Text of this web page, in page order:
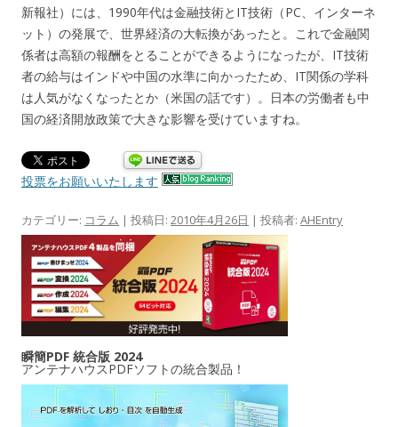
新報社）には、1990年代は金融技術とIT技術（PC、インターネ
ット）の発展で、世界経済の大転換があったと。これで金融関
係者は高額の報酬をとることができるようになったが、IT技術
者の給与はインドや中国の水準に向かったため、IT関係の学科
は人気がなくなったとか（米国の話です）。日本の労働者も中
国の経済開放政策で大きな影響を受けていますね。
投票をお願いいたします
カテゴリー: コラム | 投稿日: 2010年4月26日 | 投稿者: AHEntry
瞬簡PDF 統合版 2024
アンテナハウスPDFソフトの統合製品！